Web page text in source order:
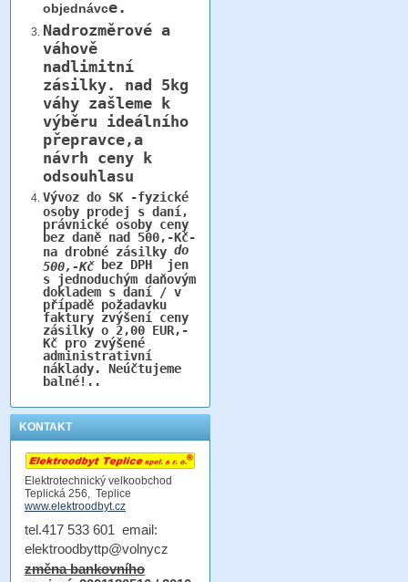
objednávce.
Nadrozměrové a
váhově
nadlimitní
zásilky. nad 5kg
váhy zašleme k
výběru ideálního
přepravce,a
návrh ceny k
odsouhlasu
Vývoz do SK -fyzické
osoby prodej s daní,
právnické osoby ceny
bez daně nad 500,-Kč-
na drobné zásilky do
500,-Kčbez DPH jen
s jednoduchým daňovým
dokladem s daní / v
případě požadavku
faktury zvýšení ceny
zásilky o 2,00 EUR,-
Kč pro zvýšené
administrativní
náklady. Neúčtujeme
balné!..
KONTAKT
Elektrotechnický velkoobchod
Teplická 256, Teplice
www.elektroodbyt.cz
tel.417 533 601 email:
elektroodbyttp@volnycz
změna bankovního